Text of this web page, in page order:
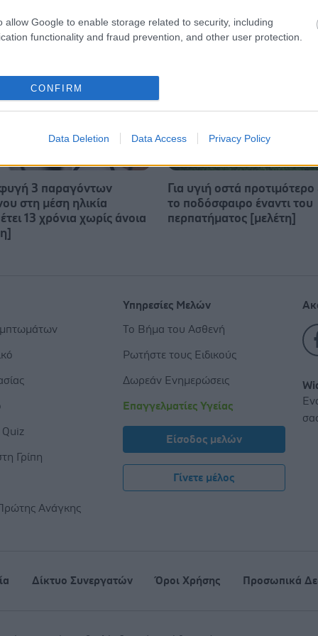
allow Google to enable storage related to security, including
functionality and fraud prevention, and other user protection.
CONFIRM
Data Deletion Data Access Privacy Policy
3 παραγόντων
στη μέση ηλικία
13 χρόνια χωρίς άνοια
Για υγιή οστά προτιμότερο
το ποδόσφαιρο έναντι του
περπατήματος [μελέτη]
Quiz
Γρίπη
Ανάγκης
Υπηρεσίες Μελών
Το Βήμα του Ασθενή
Ρωτήστε τους Ειδικούς
Δωρεάν Ενημερώσεις
Επαγγελματίες Υγείας
Είσοδος μελών
Γίνετε μέλος
Δίκτυο Συνεργατών Όροι Χρήσης Προσωπικά